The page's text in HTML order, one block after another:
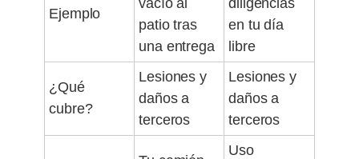
Ejemplo
vacío al
patio tras
una entrega
diligencias
en tu día
libre
¿Qué
cubre?
Lesiones y
daños a
terceros
Lesiones y
daños a
terceros
Uso